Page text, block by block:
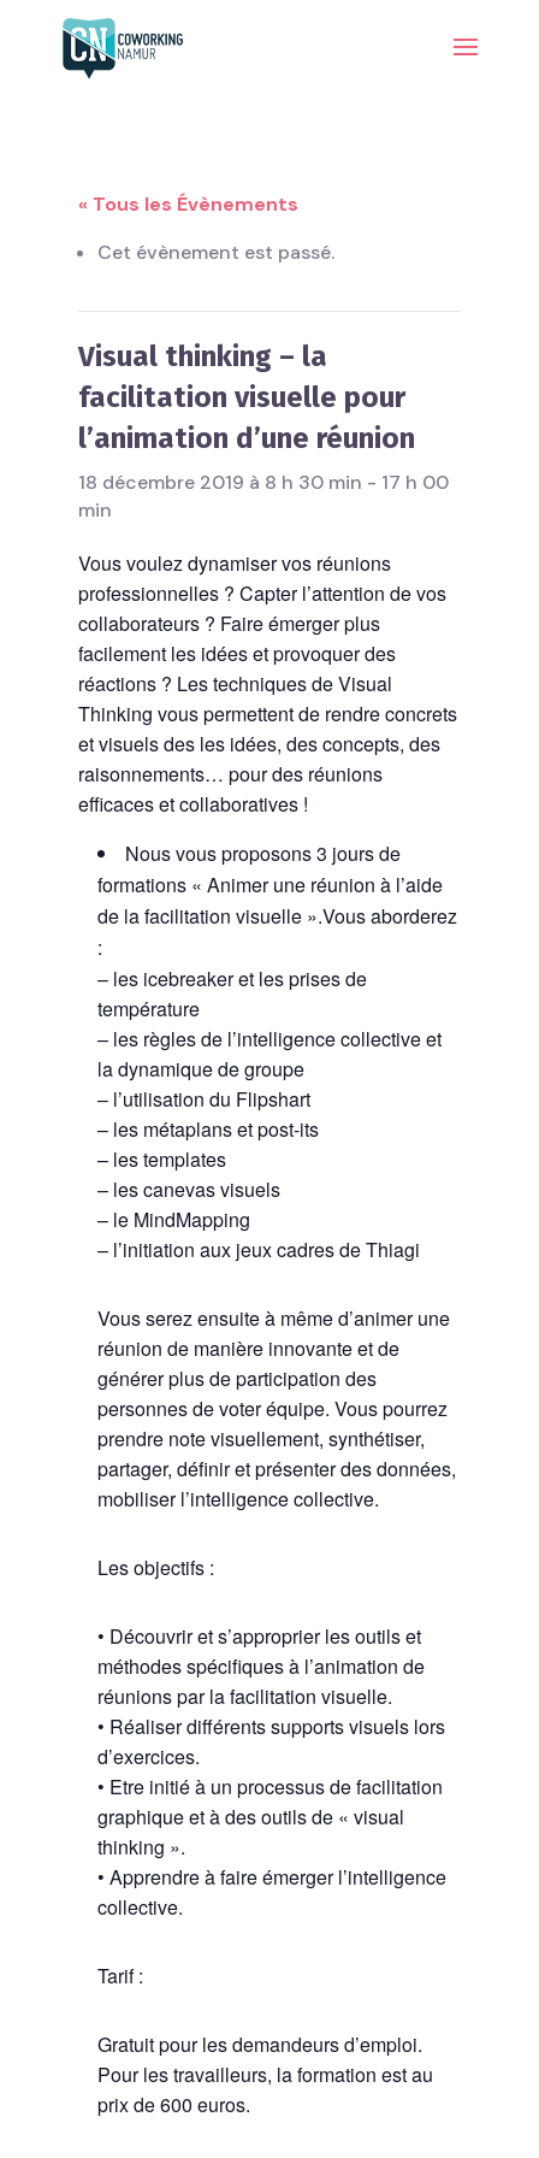
« Tous les Évènements
Cet évènement est passé.
Visual thinking – la
facilitation visuelle pour
l’animation d’une réunion
18 décembre 2019 à 8 h 30 min - 17 h 00
min
Vous voulez dynamiser vos réunions
professionnelles ? Capter l’attention de vos
collaborateurs ? Faire émerger plus
facilement les idées et provoquer des
réactions ? Les techniques de Visual
Thinking vous permettent de rendre concrets
et visuels des les idées, des concepts, des
raisonnements… pour des réunions
efficaces et collaboratives !
Nous vous proposons 3 jours de
formations « Animer une réunion à l’aide
de la facilitation visuelle ».Vous aborderez
:
– les icebreaker et les prises de
température
– les règles de l’intelligence collective et
la dynamique de groupe
– l’utilisation du Flipshart
– les métaplans et post-its
– les templates
– les canevas visuels
– le MindMapping
– l’initiation aux jeux cadres de Thiagi
Vous serez ensuite à même d’animer une
réunion de manière innovante et de
générer plus de participation des
personnes de voter équipe. Vous pourrez
prendre note visuellement, synthétiser,
partager, définir et présenter des données,
mobiliser l’intelligence collective.
Les objectifs :
• Découvrir et s’approprier les outils et
méthodes spécifiques à l’animation de
réunions par la facilitation visuelle.
• Réaliser différents supports visuels lors
d’exercices.
• Etre initié à un processus de facilitation
graphique et à des outils de « visual
thinking ».
• Apprendre à faire émerger l’intelligence
collective.
Tarif :
Gratuit pour les demandeurs d’emploi.
Pour les travailleurs, la formation est au
prix de 600 euros.